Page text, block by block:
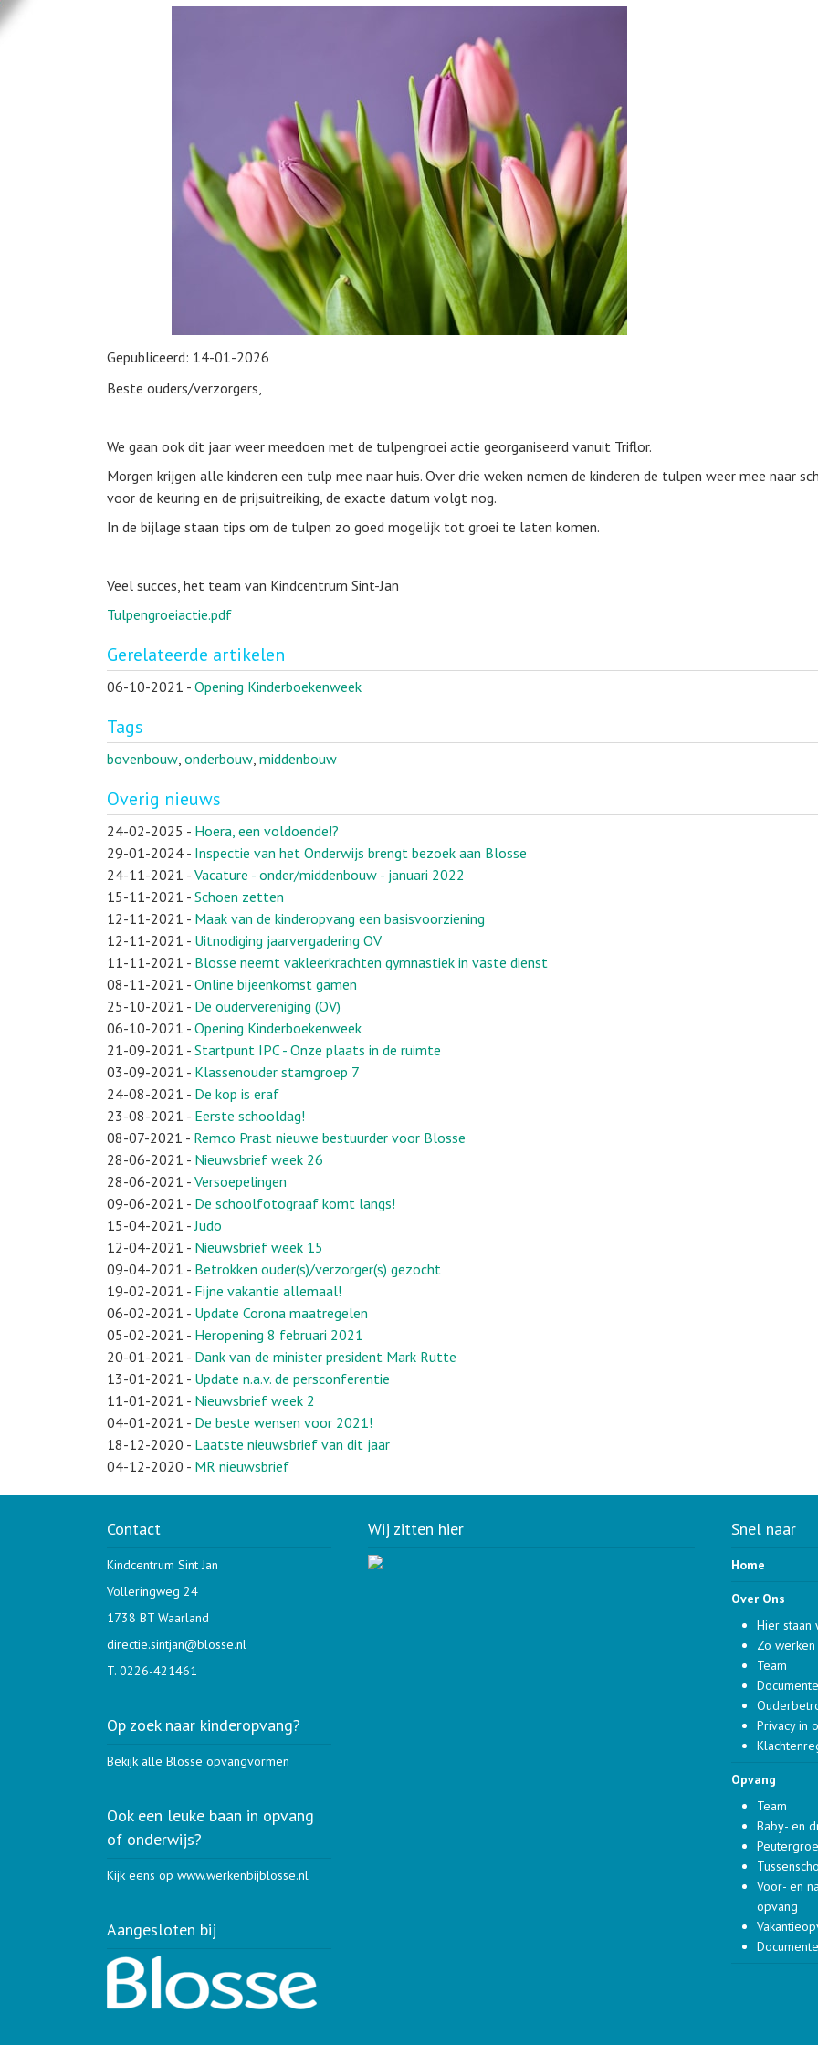
Gepubliceerd: 14-01-2026
Beste ouders/verzorgers,
We gaan ook dit jaar weer meedoen met de tulpengroei actie georganiseerd vanuit Triflor.
Morgen krijgen alle kinderen een tulp mee naar huis. Over drie weken nemen de kinderen de tulpen weer mee naar
voor de keuring en de prijsuitreiking, de exacte datum volgt nog.
In de bijlage staan tips om de tulpen zo goed mogelijk tot groei te laten komen.
Veel succes, het team van Kindcentrum Sint-Jan
Tulpengroeiactie.pdf
Gerelateerde artikelen
06-10-2021 - Opening Kinderboekenweek
Tags
bovenbouw onderbouw middenbouw
Overig nieuws
24-02-2025 - Hoera, een voldoende!?
29-01-2024 - Inspectie van het Onderwijs brengt bezoek aan Blosse
24-11-2021 - Vacature - onder/middenbouw - januari 2022
15-11-2021 - Schoen zetten
12-11-2021 - Maak van de kinderopvang een basisvoorziening
12-11-2021 - Uitnodiging jaarvergadering OV
11-11-2021 - Blosse neemt vakleerkrachten gymnastiek in vaste dienst
08-11-2021 - Online bijeenkomst gamen
25-10-2021 - De oudervereniging (OV)
06-10-2021 - Opening Kinderboekenweek
21-09-2021 - Startpunt IPC - Onze plaats in de ruimte
03-09-2021 - Klassenouder stamgroep 7
24-08-2021 - De kop is eraf
23-08-2021 - Eerste schooldag!
08-07-2021 - Remco Prast nieuwe bestuurder voor Blosse
28-06-2021 - Nieuwsbrief week 26
28-06-2021 - Versoepelingen
09-06-2021 - De schoolfotograaf komt langs!
15-04-2021 -Judo
12-04-2021 - Nieuwsbrief week 15
09-04-2021 - Betrokken ouder(s)/verzorger(s) gezocht
19-02-2021 - Fijne vakantie allemaal!
06-02-2021 - Update Corona maatregelen
05-02-2021 - Heropening 8 februari 2021
20-01-2021 - Dank van de minister president Mark Rutte
13-01-2021 - Update n.a.v. de persconferentie
11-01-2021 - Nieuwsbrief week 2
04-01-2021 - De beste wensen voor 2021!
18-12-2020 - Laatste nieuwsbrief van dit jaar
04-12-2020 - MR nieuwsbrief
Contact
Kindcentrum Sint Jan
Volleringweg 24
1738 BT Waarland
directie.sintjan@blosse.nl
T. 0226-421461
Op zoek naar kinderopvang?
Bekijk alle Blosse opvangvormen
Ook een leuke baan in opvang
of onderwijs?
Kijk eens op www.werkenbijblosse.nl
Aangesloten bij
Wij zitten hier Snel naar
Home
Over Ons
Hier staan
Zo
Team
Privacy in
Opvang
Team
Baby- en
Voor- en
opvang